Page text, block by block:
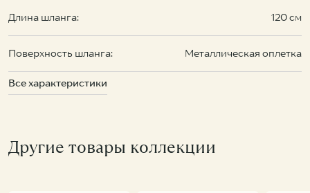
Длина шланга: 120 см
Поверхность шланга: Металлическая оплетка
Все характеристики
Другие товары коллекции